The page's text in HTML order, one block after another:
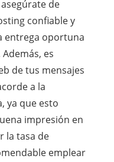
de
confiable y
entrega oportuna
es
de tus mensajes
a la
ya que esto
impresión en
la tasa de
emplear